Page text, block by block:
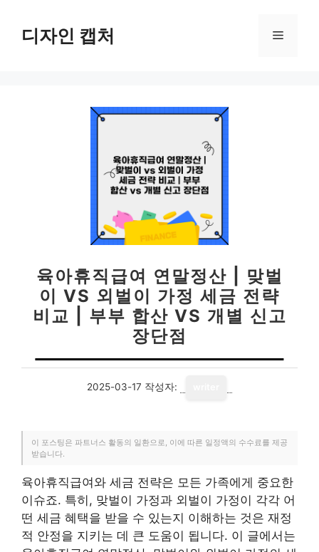
디자인 캡처 메
육아휴직급여 연말정산 | 맞벌
이 VS 외벌이 가정 세금 전략
비교 | 부부 합산 VS 개별 신고
장단점
2025-03-17 작성자:
이 포스팅은 파트너스 활동의 일환으로, 이에 따른 일정액의 수수료를 제공
받습니다.
육아휴직급여와 세금 전략은 모든 가족에게 중요한
이슈죠. 특히, 맞벌이 가정과 외벌이 가정이 각각 어
떤 세금 혜택을 받을 수 있는지 이해하는 것은 재정
적 안정을 지키는 데 큰 도움이 됩니다. 이 글에서는